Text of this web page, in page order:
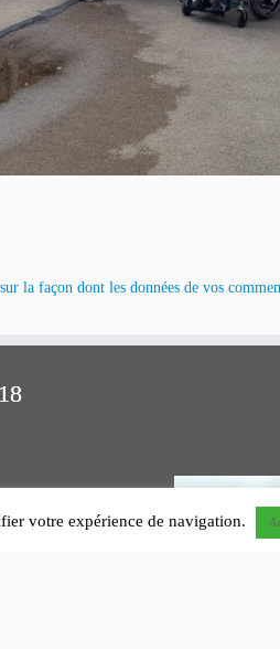
la façon dont les données de vos
votre expérience de navigation.